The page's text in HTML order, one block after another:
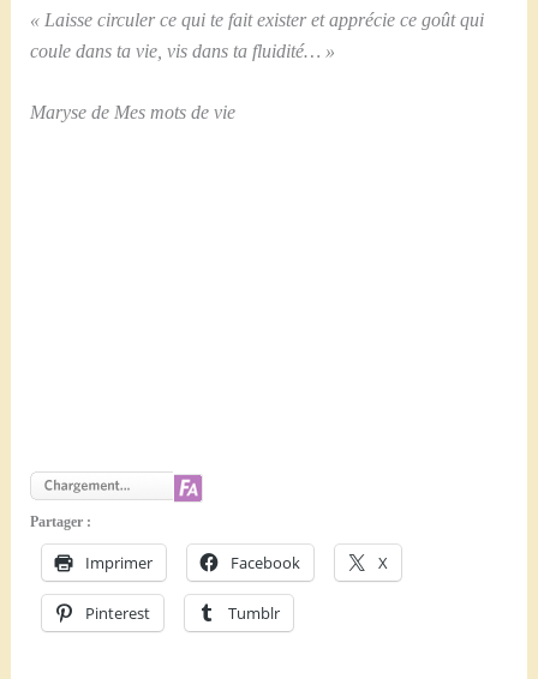
« Laisse circuler ce qui te fait exister et apprécie ce goût qui
coule dans ta vie, vis dans ta fluidité… »
Maryse de Mes mots de vie
Partager :
Imprimer Facebook X
Pinterest Tumblr